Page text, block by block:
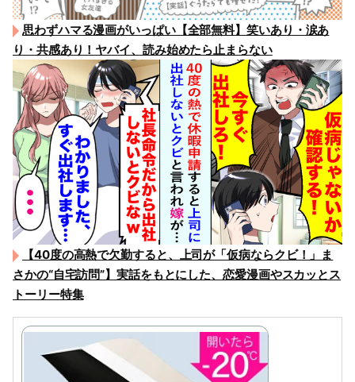
思わずハマる漫画がいっぱい【全部無料】笑いあり・涙あ
り・共感あり！ヤバイ、読み始めたら止まらない
【40度の高熱で欠勤すると、上司が「仮病ならクビ！」ま
さかの“自宅訪問”】実話をもとにした、恋愛漫画やスカッとス
トーリー特集